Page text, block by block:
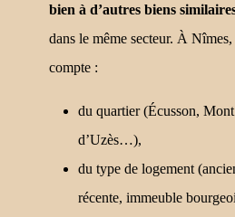
bien à d’autres biens
dans le même secteur. À
compte :
du quartier (Écusson,
d’Uzès…),
du type de logement
récente, immeuble